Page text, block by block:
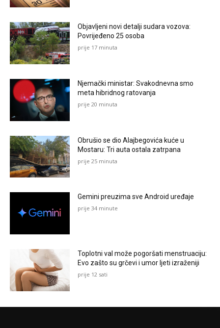
Objavljeni novi detalji sudara vozova:
Povrijeđeno 25 osoba
prije 17 minuta
Njemački ministar: Svakodnevna smo
meta hibridnog ratovanja
prije 20 minuta
Obrušio se dio Alajbegovića kuće u
Mostaru: Tri auta ostala zatrpana
prije 25 minuta
Gemini preuzima sve Android uređaje
prije 34 minute
Toplotni val može pogoršati menstruaciju:
Evo zašto su grčevi i umor ljeti izraženiji
prije 12 sati